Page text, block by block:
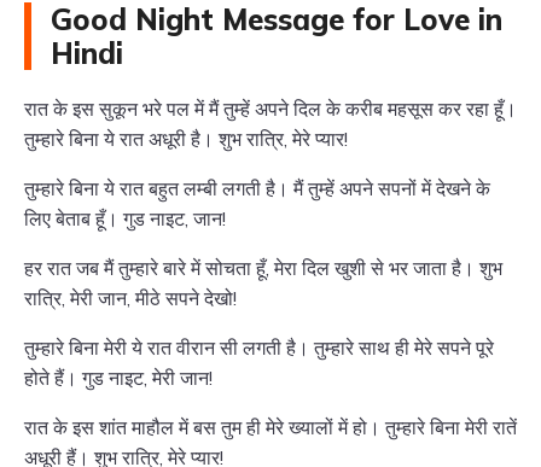
Good Night Message for Love in
Hindi
रात के इस सुकून भरे पल में मैं तुम्हें अपने दिल के करीब महसूस कर रहा हूँ।
तुम्हारे बिना ये रात अधूरी है। शुभ रात्रि, मेरे प्यार!
तुम्हारे बिना ये रात बहुत लम्बी लगती है। मैं तुम्हें अपने सपनों में देखने के
लिए बेताब हूँ। गुड नाइट, जान!
हर रात जब मैं तुम्हारे बारे में सोचता हूँ, मेरा दिल खुशी से भर जाता है। शुभ
रात्रि, मेरी जान, मीठे सपने देखो!
तुम्हारे बिना मेरी ये रात वीरान सी लगती है। तुम्हारे साथ ही मेरे सपने पूरे
होते हैं। गुड नाइट, मेरी जान!
रात के इस शांत माहौल में बस तुम ही मेरे ख्यालों में हो। तुम्हारे बिना मेरी रातें
अधूरी हैं। शुभ रात्रि, मेरे प्यार!